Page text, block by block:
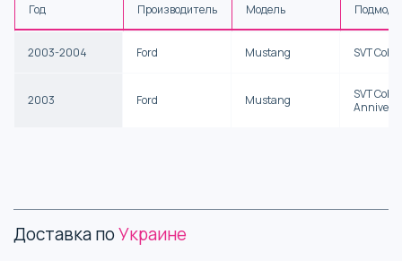
Год Производитель Модель
2003-2004 Ford Mustang SVT
2003 Ford Mustang
SVT
Доставка поУкраине